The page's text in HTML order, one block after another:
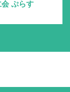
会 ぷらす